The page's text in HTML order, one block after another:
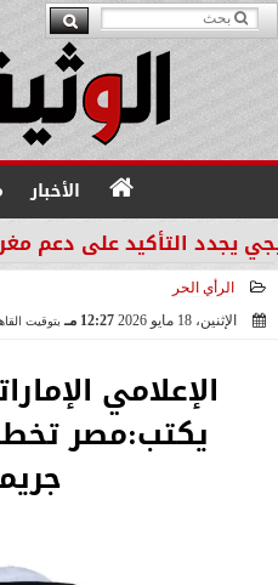
الأخبار
التأكيد على دعم مغربية
الرأي الحر
الإثنين، 18 مايو 2026
12:27 مـ بتوقيت
الإعلامي
يكتب:مصر